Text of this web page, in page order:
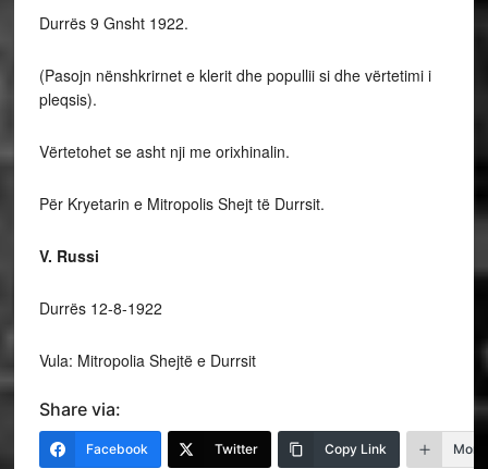
Durrës 9 Gnsht 1922.
(Pasojn nënshkrirnet e klerit dhe popullii si dhe vërtetimi i
pleqsis).
Vërtetohet se asht nji me orixhinalin.
Për Kryetarin e Mitropolis Shejt të Durrsit.
V. Russi
Durrës 12-8-1922
Vula: Mitropolia Shejtë e Durrsit
Share via:
Facebook Twitter Copy Link More